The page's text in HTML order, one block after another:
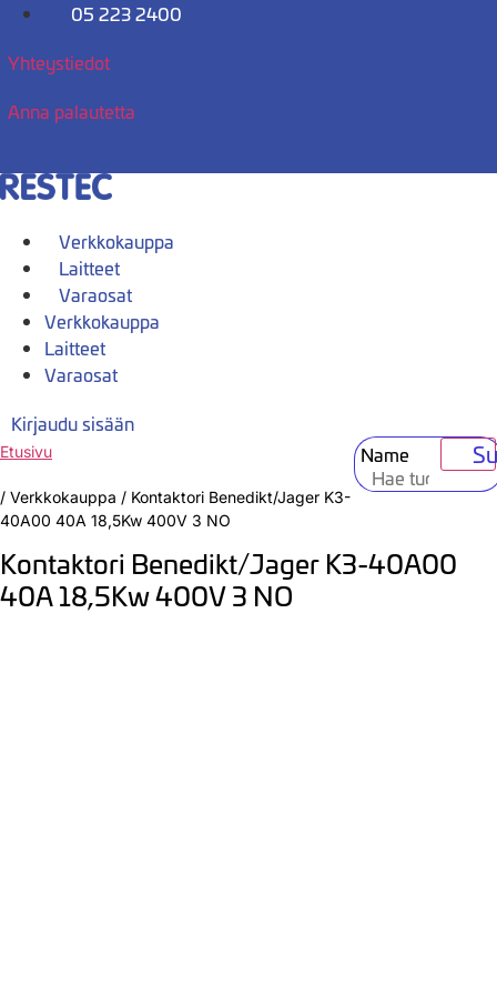
Mene
05 223 2400
Yhteystiedot
Anna palautetta
Verkkokauppa
Laitteet
Varaosat
Verkkokauppa
Laitteet
Varaosat
Kirjaudu sisään
Name
Etusivu
/ Verkkokauppa / Kontaktori Benedikt/Jager K3-
40A00 40A 18,5Kw 400V 3 NO
Kontaktori Benedikt/Jager K3-40A00
40A 18,5Kw 400V 3 NO